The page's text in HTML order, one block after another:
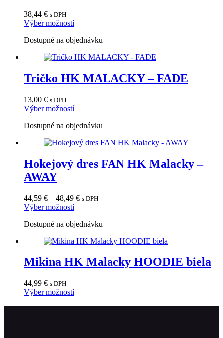
38,44 € s DPH
Výber možnostíTento
má
variantov.
si
môžete
na
stránke
produktu.
Dostupné na objednávku
Tričko HK MALACKY – FADE
13,00 € s DPH
Výber možnostíTento
má
variantov.
si
môžete
stránke
produktu.
Dostupné na objednávku
Hokejový dres FAN HK Malacky –
AWAY
44,59 € – 48,49 €Price
through
s DPH
Výber možnostíTento
má
variantov.
si
môžete
na
stránke
produktu.
Dostupné na objednávku
Mikina HK Malacky HOODIE biela
44,99 € s DPH
Výber možnostíTento